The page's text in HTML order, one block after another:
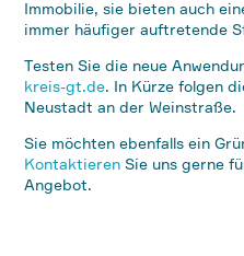
Immobilie, sie bieten auch
immer häufiger auftretende
Testen Sie die neue
kreis-gt.de. In Kürze folgen
Neustadt an der Weinstraße.
Sie möchten ebenfalls ein
Kontaktieren Sie uns gerne
Angebot.